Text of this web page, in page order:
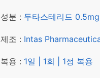
성분 : 두타스테리드 0.5mg
제조 : Intas
복용 : 1일 | 1회 | 1정 복용